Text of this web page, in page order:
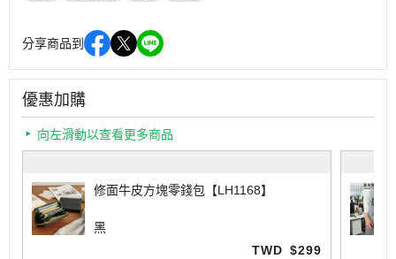
分享商品到
優惠加購
向左滑動以查看更多商品
修面牛皮方塊零錢包【LH1168】
黑
TWD $299